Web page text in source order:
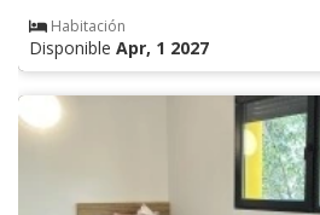
Habitación
Disponible Apr, 1 2027